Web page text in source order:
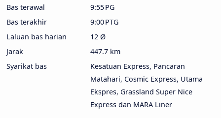
Bas terawal
9:55 PG
Bas terakhir
9:00 PTG
Laluan bas harian
12 Ø
Jarak
447.7 km
Syarikat bas
Kesatuan Express, Pancaran
Matahari, Cosmic Express, Utama
Ekspres, Grassland Super Nice
Express dan MARA Liner